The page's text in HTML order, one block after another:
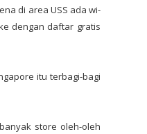
di area USS ada wi-
dengan daftar gratis
itu terbagi-bagi
store oleh-oleh